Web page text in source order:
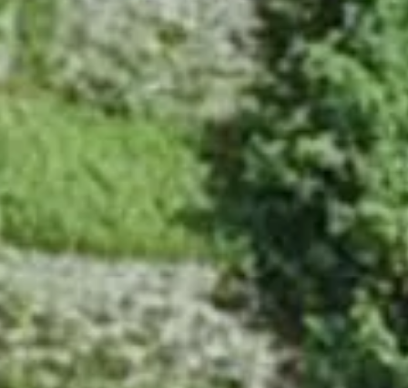
Technical information
技術情報 技術情報一覧
表彰実績
学会発表・論文一覧
News
お知らせ お知らせ一覧
2026.07.21